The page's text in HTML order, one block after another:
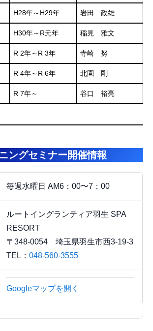
H28年～H29年 岩田 政雄
H30年～R元年 稲見 雅文
R 2年～R 3年 寺崎 努
R 4年～R 6年 北園 剛
R 7年～ 谷口 裕亮
ングセミナー開催情報
毎週水曜日 AM6：00〜7：00
ルートイングランティア羽生 SPA
RESORT
〒348-0054 埼玉県羽生市西3-19-3
TEL： 048-560-3555
Googleマップを開く